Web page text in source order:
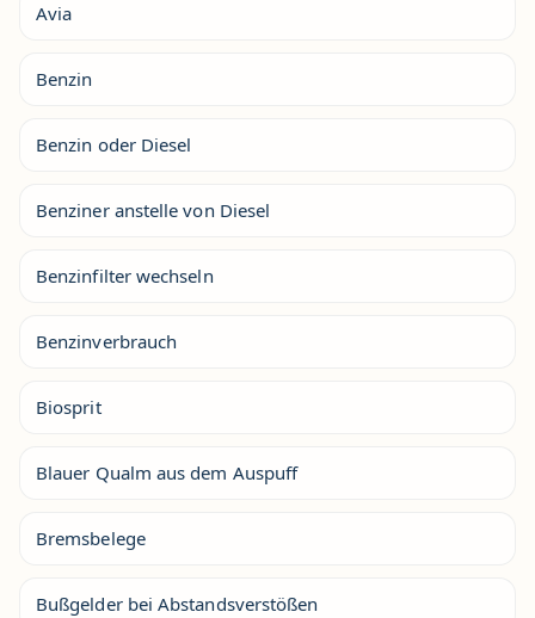
Avia
Benzin
Benzin oder Diesel
Benziner anstelle von Diesel
Benzinfilter wechseln
Benzinverbrauch
Biosprit
Blauer Qualm aus dem Auspuff
Bremsbelege
Bußgelder bei Abstandsverstößen